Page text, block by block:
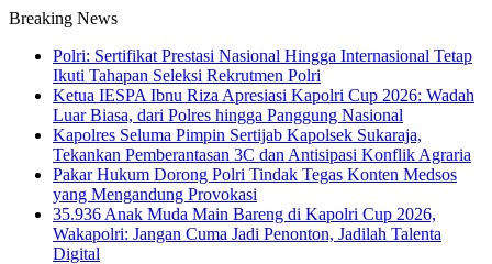
Breaking News
Polri: Sertifikat Prestasi Nasional Hingga Internasional Tetap
Ikuti Tahapan Seleksi Rekrutmen Polri
Ketua IESPA Ibnu Riza Apresiasi Kapolri Cup 2026: Wadah
Luar Biasa, dari Polres hingga Panggung Nasional
Kapolres Seluma Pimpin Sertijab Kapolsek Sukaraja,
Tekankan Pemberantasan 3C dan Antisipasi Konflik Agraria
Pakar Hukum Dorong Polri Tindak Tegas Konten Medsos
yang Mengandung Provokasi
35.936 Anak Muda Main Bareng di Kapolri Cup 2026,
Wakapolri: Jangan Cuma Jadi Penonton, Jadilah Talenta
Digital